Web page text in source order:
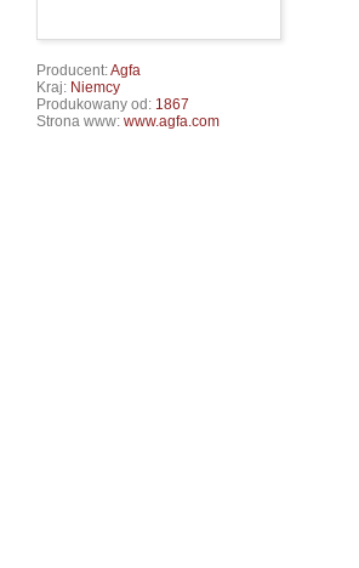
Producent:Agfa
Kraj: Niemcy
Produkowany od: 1867
Strona www: www.agfa.com